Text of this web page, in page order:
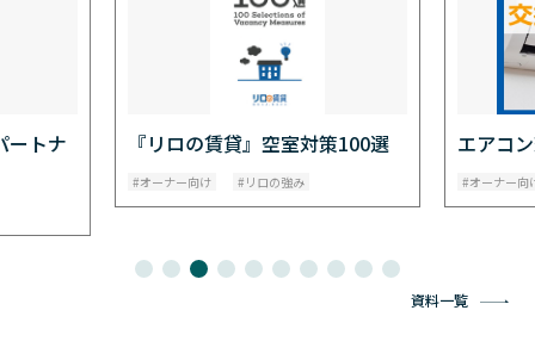
ートナ 『リロの賃貸』空室対策100選
オーナー向け リロの強み
エアコ
オーナー向
資料一覧